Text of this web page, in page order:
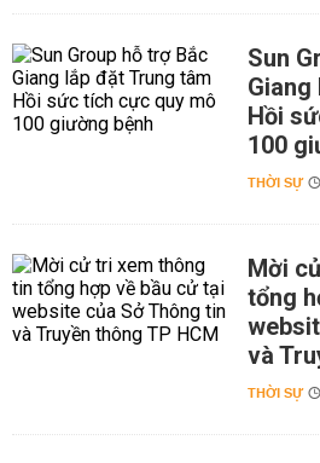
Sun
Giang
Hồi
100
THỜI SỰ
Mời
tổng
và
THỜI SỰ